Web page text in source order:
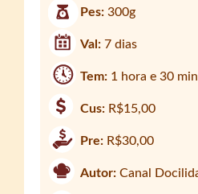
Pes:300g
Val:7 dias
Tem: 1 hora e 30 min
Cus: R$15,00
Pre: R$30,00
Autor: Canal